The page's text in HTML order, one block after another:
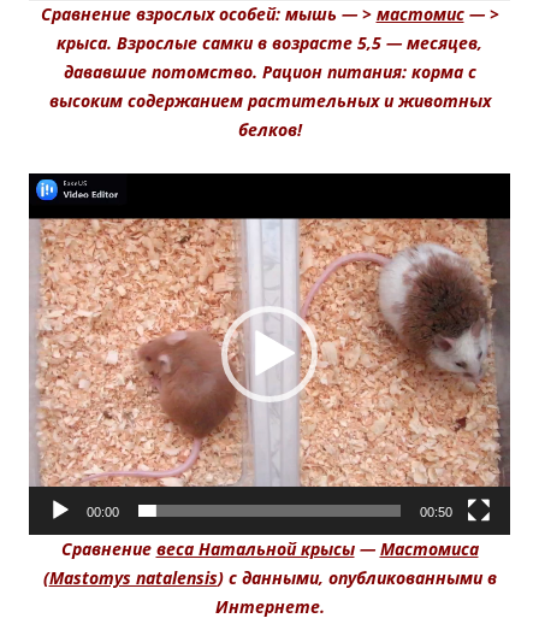
Сравнение взрослых особей: мышь — > мастомис— >
крыса. Взрослые самки в возрасте 5,5 — месяцев,
дававшие потомство. Рацион питания: корма с
высоким содержанием растительных и животных
белков!
Видеоплеер
00:00 00:50
Сравнение веса Натальной крысы— Мастомиса
(Mastomys natalensis) с данными, опубликованными в
Интернете.